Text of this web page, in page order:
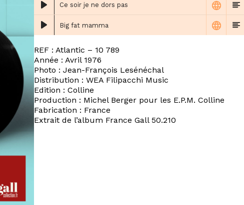
Ce soir je ne dors pas
Big fat mamma
REF : Atlantic ‎– 10 789
Année : Avril 1976
Photo : Jean-François Lesénéchal
Distribution : WEA Filipacchi Music
Edition : Colline
Production : Michel Berger pour les E.P.M. Colline
Fabrication : France
Extrait de l’album France Gall 50.210